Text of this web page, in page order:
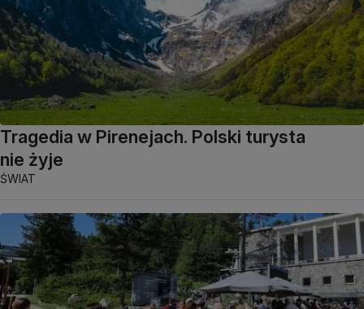
Tragedia w Pirenejach. Polski turysta
nie żyje
ŚWIAT